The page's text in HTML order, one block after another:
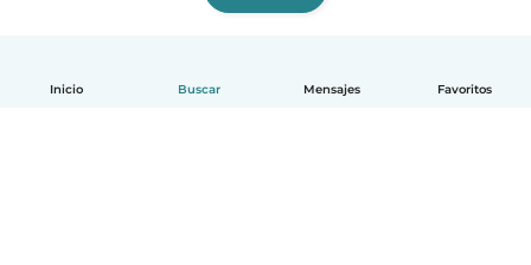
Inicio Buscar Mensajes Favoritos